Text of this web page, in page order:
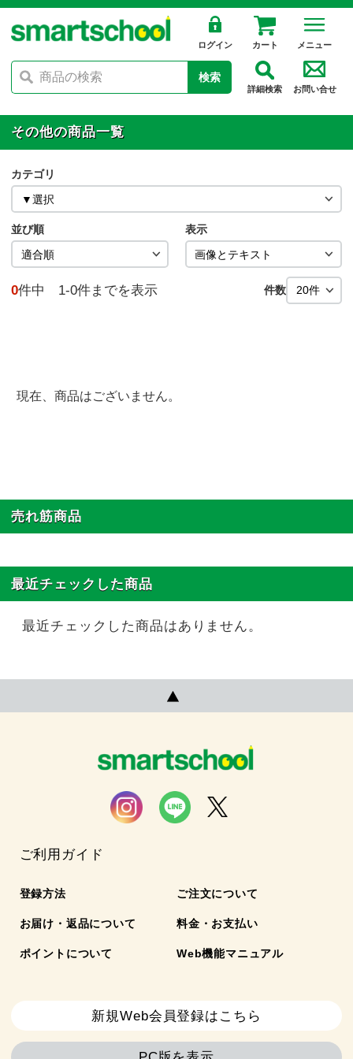
ログイン カート メニュー
検索
詳細検索 お問い合せ
その他の商品一覧
カテゴリ
並び順 表示
0件中 1-0件までを表示 件数
現在、商品はございません。
売れ筋商品
最近チェックした商品
最近チェックした商品はありません。
ご利用ガイド
登録方法 ご注文について
お届け・返品について 料金・お支払い
ポイントについて Web機能マニュアル
新規Web会員登録はこちら